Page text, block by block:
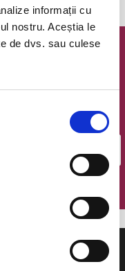
informații cu
nostru. Aceștia le
de dvs. sau culese
cu cele mai noi